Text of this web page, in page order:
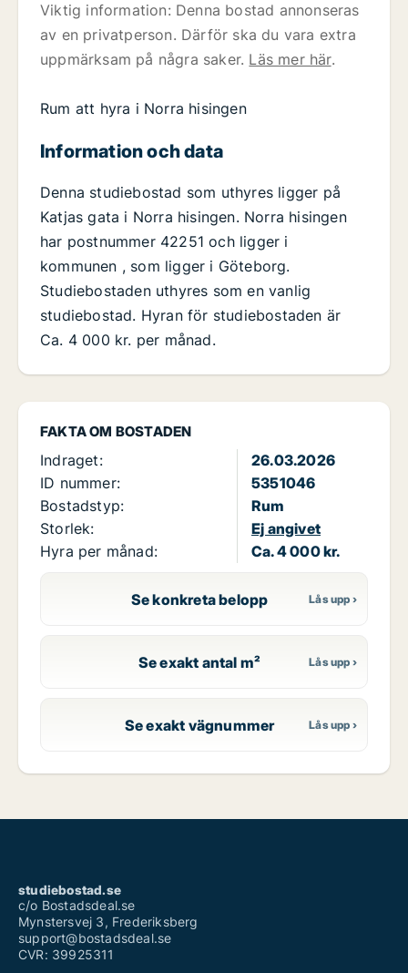
FAKTA OM BOSTADEN
Indraget:
26.03.2026
ID nummer:
5351046
Bostadstyp:
Rum
Storlek:
Ej angivet
Hyra per månad:
Ca. 4 000 kr.
Se konkreta belopp
Se exakt antal m²
Se exakt vägnummer
Viktig information: Denna bostad annonseras
av en privatperson. Därför ska du vara extra
uppmärksam på några saker. Läs mer här.
Rum att hyra i Norra hisingen
Information och data
Denna studiebostad som uthyres ligger på
Katjas gata i Norra hisingen. Norra hisingen
har postnummer 42251 och ligger i
kommunen , som ligger i Göteborg.
Studiebostaden uthyres som en vanlig
studiebostad. Hyran för studiebostaden är
Ca. 4 000 kr. per månad.
studiebostad.se
c/o Bostadsdeal.se
Mynstersvej 3, Frederiksberg
support@bostadsdeal.se
CVR: 39925311